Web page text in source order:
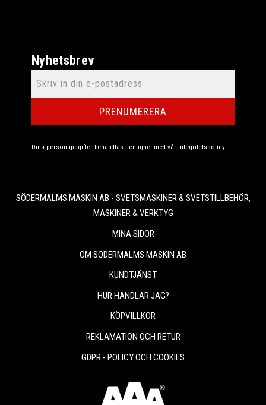
Nyhetsbrev
PRENUMERERA
Dina personuppgifter behandlas i enlighet med vår integritetspolicy.
SÖDERMALMS MASKIN AB - SVETSMASKINER & SVETSTILLBEHÖR,
MASKINER & VERKTYG
MINA SIDOR
OM SÖDERMALMS MASKIN AB
KUNDTJÄNST
HUR HANDLAR JAG?
KÖPVILLKOR
REKLAMATION OCH RETUR
GDPR - POLICY OCH COOKIES